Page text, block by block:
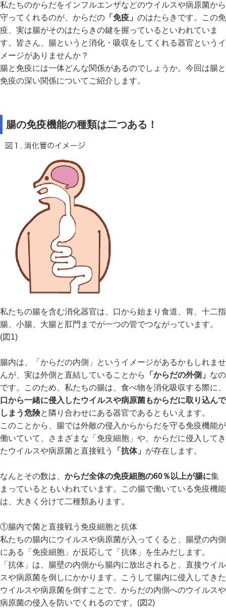
私たちのからだをインフルエンザなどのウイルスや病原菌から
守ってくれるのが、からだの 「免疫」 のはたらきです。この免
疫、実は腸がそのはたらきの鍵を握っているといわれていま
す。皆さん、腸というと消化・吸収をしてくれる器官というイ
メージがありませんか？
腸と免疫には一体どんな関係があるのでしょうか。今回は腸と
免疫の深い関係についてご紹介します。
腸の免疫機能の種類は二つある！
私たちの腸を含む消化器官は、口から始まり食道、胃、十二指
腸、小腸、大腸と肛門までが一つの管でつながっています。
(図1)
腸内は、「からだの内側」というイメージがあるかもしれませ
んが、実は外側と直結していることから
「からだの外側」 なの
です。このため、私たちの腸は、食べ物を消化吸収する際に、
口から一緒に侵入したウイルスや病原菌もからだに取り込んで
しまう危険と隣り合わせにある器官であるともいえます。
このことから、腸では外敵の侵入からからだを守る免疫機能が
働いていて、さまざまな「免疫細胞」や、からだに侵入してき
たウイルスや病原菌と直接戦う
「抗体」 が存在します。
なんとその数は、 からだ全体の免疫細胞の60％以上が腸に集
まっているともいわれています。この腸で働いている免疫機能
は、大きく分けて二種類あります。
①腸内で菌と直接戦う免疫細胞と抗体
私たちの腸内にウイルスや病原菌が入ってくると、腸壁の内側
にある「免疫細胞」が反応して「抗体」を生みだします。
「抗体」は、腸壁の内側から腸内に放出されると、直接ウイル
スや病原菌を倒しにかかります。こうして腸内に侵入してきた
ウイルスや病原菌を倒すことで、からだの内側へのウイルスや
病原菌の侵入を防いでくれるのです。(図2)